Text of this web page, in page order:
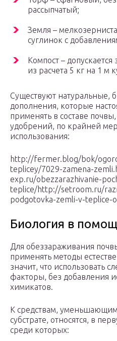
рассыпчатый;
Земля –
суглинок с
Компост –
из расчета 5 кг на 1 м
Существуют натуральные,
дополнения, которые
применять в составе
удобрений, по крайней
использования:
http://fermer.blog/bok/
teplicey/7029-zamena-
exp.ru/obezzarazhivanie-
teplice/http://setroom.ru/
podgotovka-zemli-v-teplice-
Биология в
Для обеззараживания
применять методы
значит, что использовать
факторы, без добавления
химикатов.
К средствам, уменьшающим
субстрате, относятся, в
среди которых: